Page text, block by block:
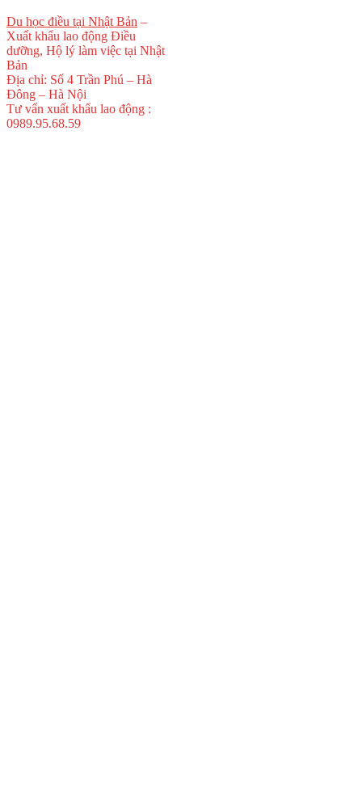
Du học điều tại Nhật Bản –
Xuất khẩu lao động Điều
dưỡng, Hộ lý làm việc tại Nhật
Bản
Địa chỉ: Số 4 Trần Phú – Hà
Đông – Hà Nội
Tư vấn xuất khẩu lao động :
0989.95.68.59